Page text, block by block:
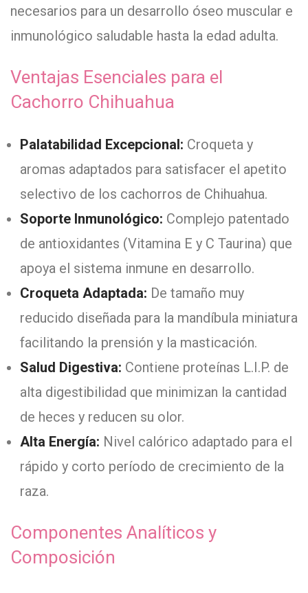
necesarios para un desarrollo óseo muscular e
inmunológico saludable hasta la edad adulta.
Ventajas Esenciales para el
Cachorro Chihuahua
Palatabilidad Excepcional: Croqueta y
aromas adaptados para satisfacer el apetito
selectivo de los cachorros de Chihuahua.
Soporte Inmunológico: Complejo patentado
de antioxidantes (Vitamina E y C Taurina) que
apoya el sistema inmune en desarrollo.
Croqueta Adaptada: De tamaño muy
reducido diseñada para la mandíbula miniatura
facilitando la prensión y la masticación.
Salud Digestiva: Contiene proteínas L.I.P. de
alta digestibilidad que minimizan la cantidad
de heces y reducen su olor.
Alta Energía: Nivel calórico adaptado para el
rápido y corto período de crecimiento de la
raza.
Componentes Analíticos y
Composición